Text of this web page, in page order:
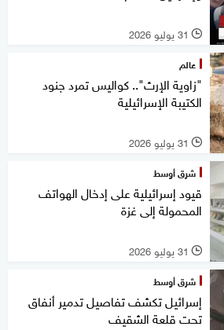
l 31 يوليو 2026
عالم
"زاوية الإرث".. كواليس تمرد جنود
الكتيبة الإسرائيلية
l 31 يوليو 2026
شرق أوسط
قيود إسرائيلية على إدخال الهواتف
المحمولة إلى غزة
l 31 يوليو 2026
شرق أوسط
إسرائيل تكشف تفاصيل تدمير أنفاق
تحت قلعة الشقيف